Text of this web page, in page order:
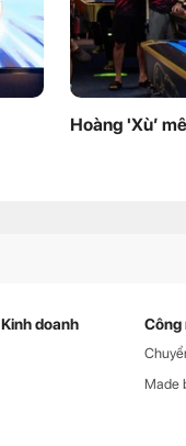
Hoàng 'Xù’
Kinh doanh Công
Made